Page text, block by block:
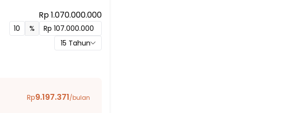
Rp 1.070.000.000
%
15 Tahun
Rp9.197.371/bulan